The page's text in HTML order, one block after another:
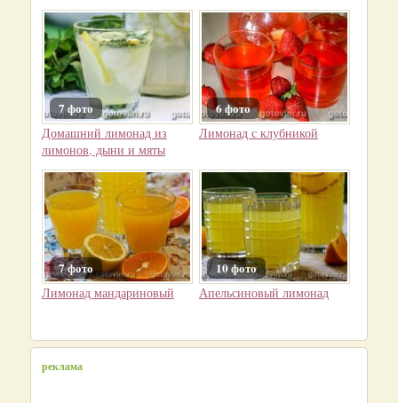
7 фото
Домашний лимонад из
лимонов, дыни и мяты
6 фото
Лимонад с клубникой
7 фото
Лимонад мандариновый
10 фото
Апельсиновый лимонад
реклама